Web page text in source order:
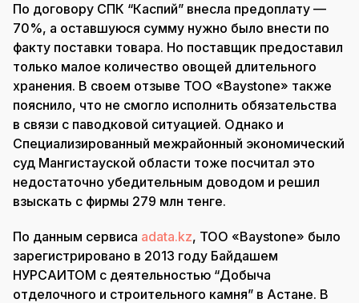
По договору СПК “Каспий” внесла предоплату —
70%, а оставшуюся сумму нужно было внести по
факту поставки товара. Но поставщик предоставил
только малое количество овощей длительного
хранения. В своем отзыве ТОО «Baystone» также
пояснило, что не смогло исполнить обязательства
в связи с паводковой ситуацией. Однако и
Специализированный межрайонный экономический
суд Мангистауской области тоже посчитал это
недостаточно убедительным доводом и решил
взыскать с фирмы 279 млн тенге.
По данным сервиса adata.kz, ТОО «Baystone» было
зарегистрировано в 2013 году Байдашем
НУРСАИТОМ с деятельностью “Добыча
отделочного и строительного камня” в Астане. В